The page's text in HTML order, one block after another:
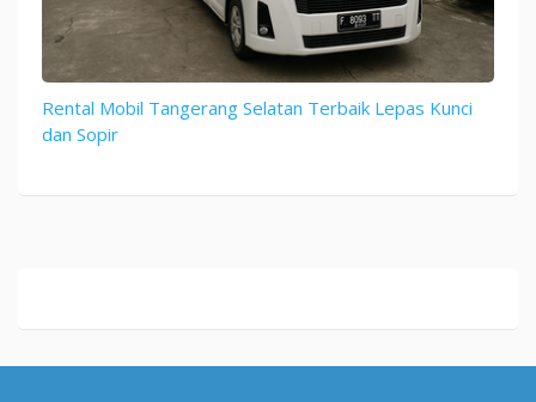
Rental Mobil Tangerang Selatan Terbaik Lepas Kunci
dan Sopir